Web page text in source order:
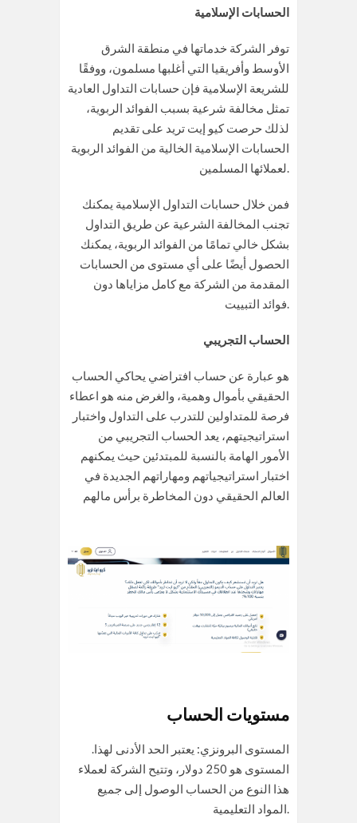
الحسابات الإسلامية
توفر الشركة خدماتها في منطقة الشرق
الأوسط وأفريقيا التي أغلبها مسلمون، ووفقًا
للشريعة الإسلامية فإن حسابات التداول العادية
تمثل مخالفة شرعية بسبب الفوائد الربوية،
لذلك حرصت كيو إيت تريد على تقديم
الحسابات الإسلامية الخالية من الفوائد الربوية
لعملائها المسلمين.
فمن خلال حسابات التداول الإسلامية يمكنك
تجنب المخالفة الشرعية عن طريق التداول
بشكل خالي تمامًا من الفوائد الربوية، يمكنك
الحصول أيضًا على أي مستوى من الحسابات
المقدمة من الشركة مع كامل مزاياها دون
فوائد التبييت.
الحساب التجريبي
هو عبارة عن حساب افتراضي يحاكي الحساب
الحقيقي بأموال وهمية، والغرض منه هو اعطاء
فرصة للمتداولين للتدرب على التداول واختبار
استراتيجيتهم، يعد الحساب التجريبي من
الأمور الهامة بالنسبة للمبتدئين حيث يمكنهم
اختبار استراتيجياتهم ومهاراتهم الجديدة في
العالم الحقيقي دون المخاطرة برأس مالهم
مستويات الحساب
.المستوى البرونزي: يعتبر الحد الأدنى لهذا
المستوى هو 250 دولار، وتتيح الشركة لعملاء
هذا النوع من الحساب الوصول إلى جميع
المواد التعليمية.